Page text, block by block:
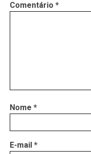
Comentário *
Nome *
E-mail *